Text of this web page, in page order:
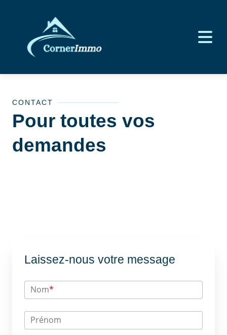
CONTACT
Pour toutes vos
demandes
Laissez-nous votre message
Nom*
Prénom